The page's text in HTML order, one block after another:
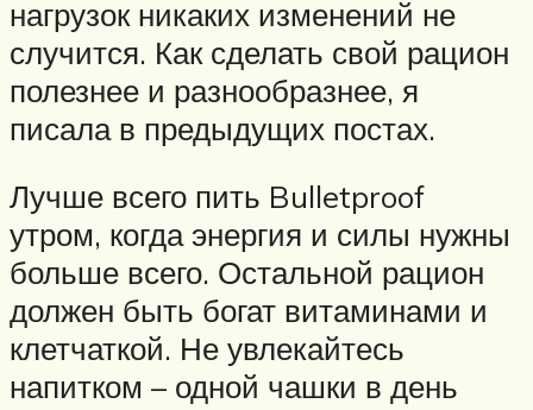
нагрузок никаких изменений не
случится. Как сделать свой рацион
полезнее и разнообразнее, я
писала в предыдущих постах.
Лучше всего пить Bulletproof
утром, когда энергия и силы нужны
больше всего. Остальной рацион
должен быть богат витаминами и
клетчаткой. Не увлекайтесь
напитком – одной чашки в день